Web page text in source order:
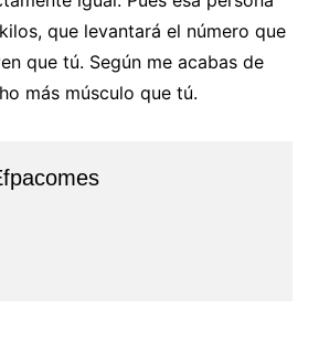
que levantará el número que
que tú. Según me acabas de
más músculo que tú.